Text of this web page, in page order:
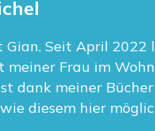
Gian. Seit April 2022
meiner Frau im
dank meiner
diesem hier